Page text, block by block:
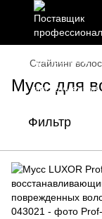
Стайлинг волос
Мусс для
Фильтр